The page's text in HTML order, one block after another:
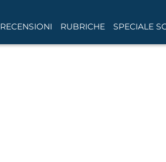
RECENSIONI RUBRICHE SPECIALE